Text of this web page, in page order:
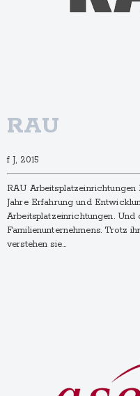
RAU
f J, 2015
RAU
Jahre Erfahrung und
Arbeitsplatzeinrichtungen.
Familienunternehmens. Trotz
verstehen sie…